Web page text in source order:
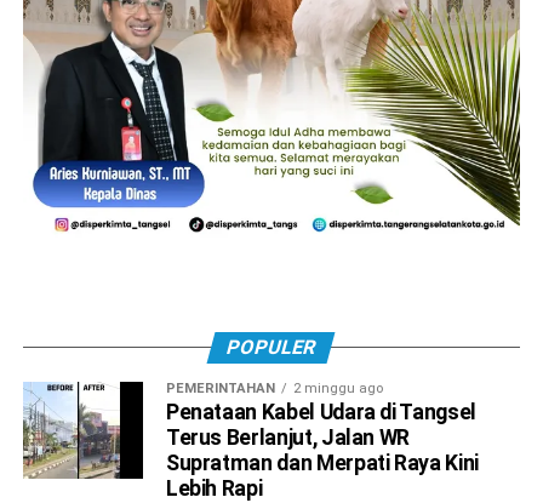
POPULER
PEMERINTAHAN 2 minggu ago
Penataan Kabel Udara di Tangsel
Terus Berlanjut, Jalan WR
Supratman dan Merpati Raya Kini
Lebih Rapi